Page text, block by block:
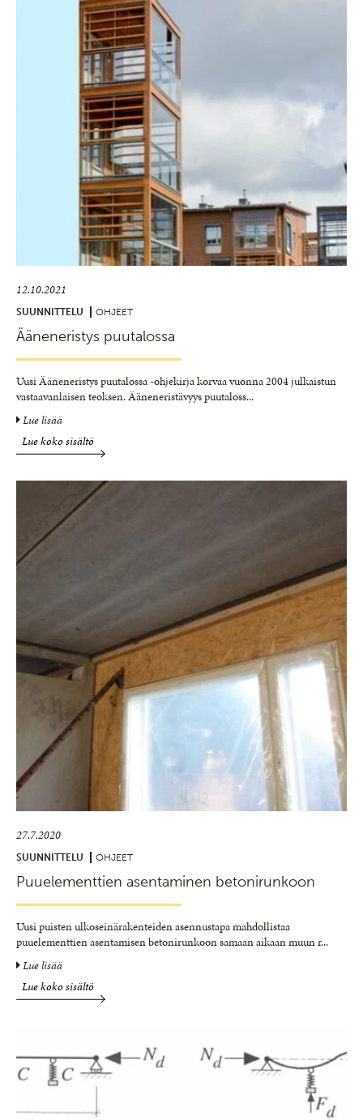
12.10.2021
SUUNNITTELU OHJEET
Ääneneristys puutalossa
Uusi Ääneneristys puutalossa -ohjekirja korvaa vuonna 2004 julkaistun
vastaavanlaisen teoksen. Ääneneristävyys puutaloss...
Lue lisää
Lue koko sisältö
27.7.2020
SUUNNITTELU OHJEET
Puuelementtien asentaminen betonirunkoon
Uusi puisten ulkoseinärakenteiden asennustapa mahdollistaa
puuelementtien asentamisen betonirunkoon samaan aikaan muun r...
Lue lisää
Lue koko sisältö